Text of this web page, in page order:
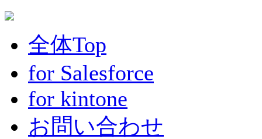
全体Top
for Salesforce
for kintone
お問い合わせ